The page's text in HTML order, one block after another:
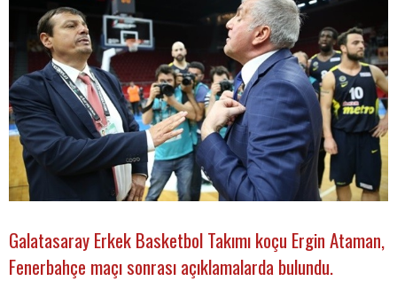
Galatasaray Erkek Basketbol Takımı koçu Ergin Ataman,
Fenerbahçe maçı sonrası açıklamalarda bulundu.